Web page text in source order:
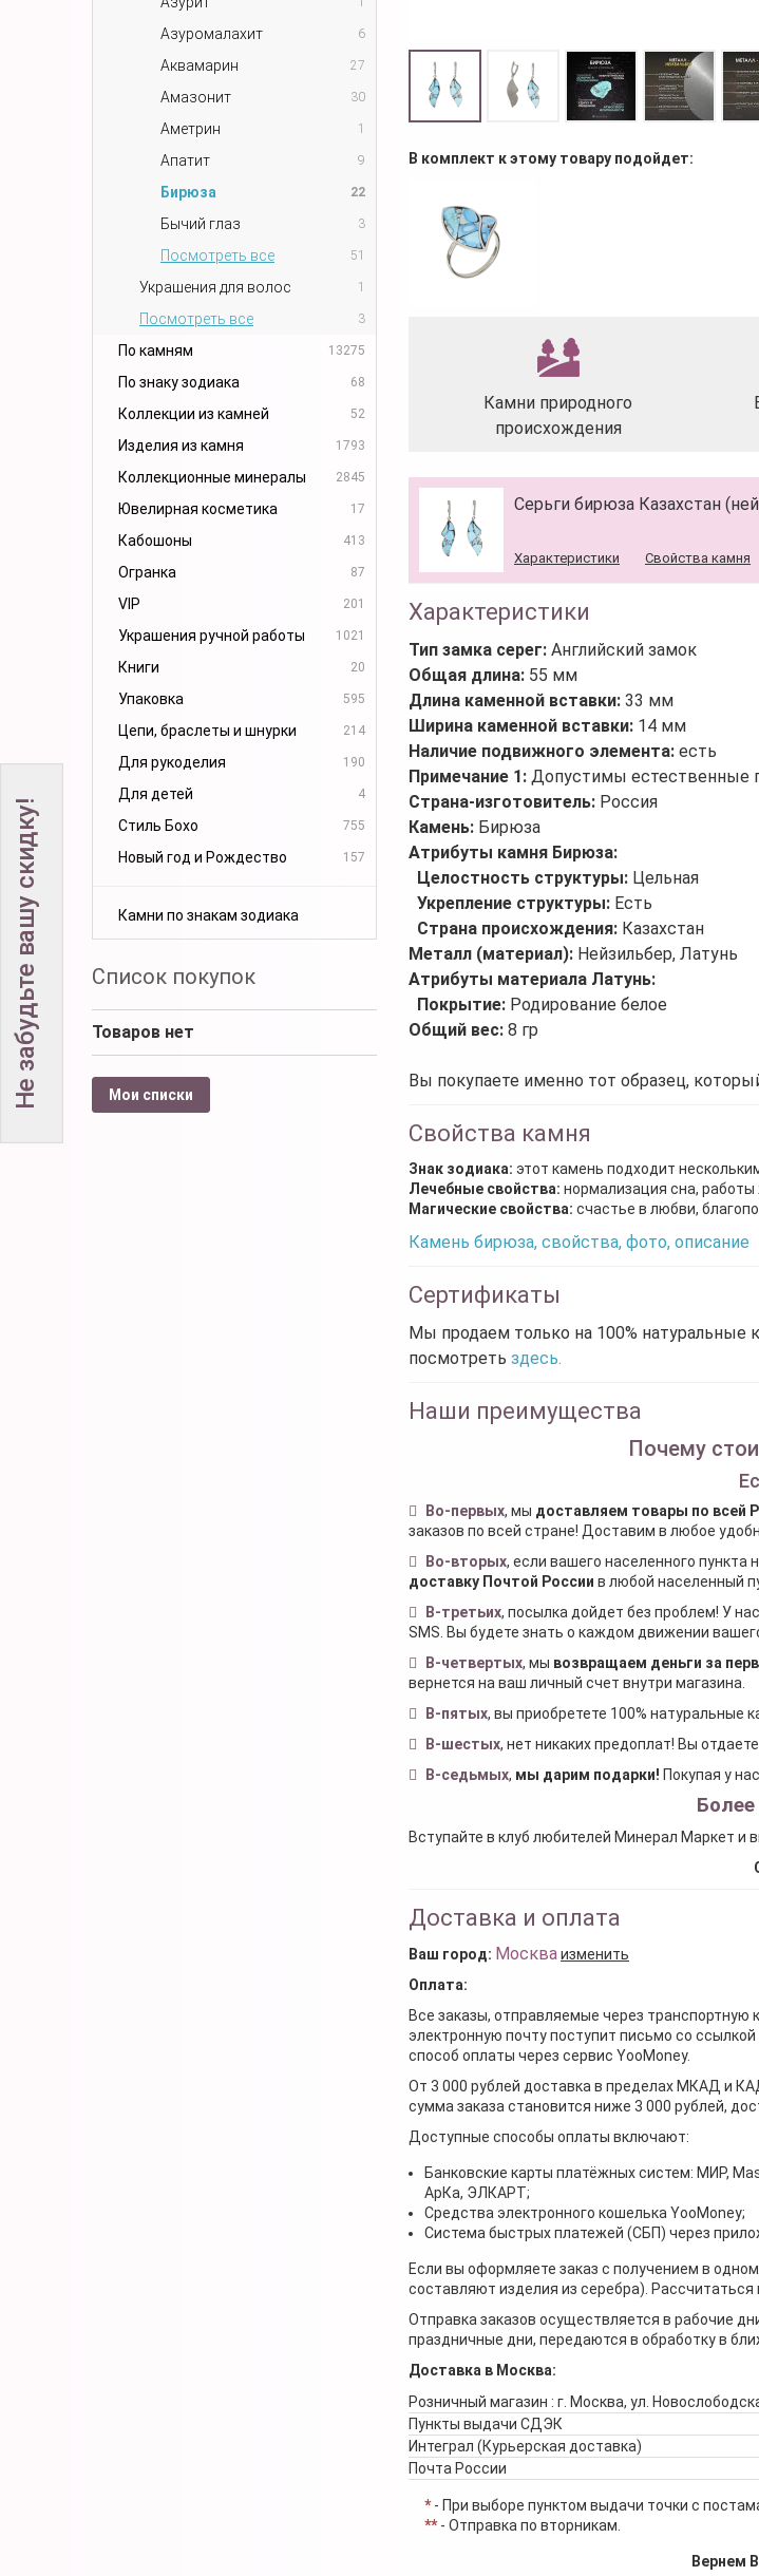
Азуромалахит 6
Аквамарин 27
Амазонит 30
Аметрин 1
Апатит 9
Бирюза 22
Бычий глаз 3
Посмотреть все 51
Украшения для волос 1
Посмотреть все 3
По камням 13275
По знаку зодиака 68
Коллекции из камней 52
Изделия из камня 1793
Коллекционные минералы 2845
Ювелирная косметика 17
Кабошоны 413
Огранка 87
VIP 201
Украшения ручной работы 1021
Книги 20
Упаковка 595
Цепи, браслеты и шнурки 214
Для рукоделия 190
Для детей 4
Стиль Бохо 755
Новый год и Рождество 157
Камни по знакам зодиака
Список покупок
Товаров нет
Мои списки
В комплект к этому товару подойдет:
Камни природного
происхождения
Серьги бирюза Казахстан
Характеристики Свойства камня
Характеристики
Тип замка серег: Английский замок
Общая длина: 55 мм
Длина каменной вставки: 33 мм
Ширина каменной вставки: 14 мм
Наличие подвижного элемента: есть
Примечание 1: Допустимы естественные
Страна-изготовитель: Россия
Камень: Бирюза
Атрибуты камня Бирюза:
Целостность структуры: Цельная
Укрепление структуры: Есть
Страна происхождения: Казахстан
Металл (материал): Нейзильбер, Латунь
Атрибуты материала Латунь:
Покрытие: Родирование белое
Общий вес: 8 гр
Вы покупаете именно тот образец,
Свойства камня
Знак зодиака: этот камень подходит
Лечебные свойства: нормализация сна,
Магические свойства: счастье в любви,
Камень бирюза, свойства, фото, описание
Сертификаты
Мы продаем только на 100%
посмотреть здесь.
Наши преимущества
Почему
Во-первых, мы доставляем товары по всей
заказов по всей стране! Доставим в любое
Во-вторых, если вашего населенного
доставку Почтой России в любой населенный
В-третьих, посылка дойдет без проблем! У
SMS. Вы будете знать о каждом движении
В-четвертых, мы возвращаем деньги за
вернется на ваш личный счет внутри магазина.
В-пятых, вы приобретете 100% натуральные
В-шестых, нет никаких предоплат! Вы
В-седьмых, мы дарим подарки! Покупая у
Вступайте в клуб любителей Минерал Маркет и
Доставка и оплата
Ваш город: Москваизменить
Оплата:
Все заказы, отправляемые через
электронную почту поступит письмо со
способ оплаты через сервис YooMoney.
От 3 000 рублей доставка в пределах МКАД и
сумма заказа становится ниже 3 000 рублей,
Доступные способы оплаты включают:
Банковские карты платёжных систем: МИР,
АрКа, ЭЛКАРТ;
Средства электронного кошелька YooMoney;
Система быстрых платежей (СБП) через
Если вы оформляете заказ с получением в
составляют изделия из серебра).
Отправка заказов осуществляется в рабочие
праздничные дни, передаются в обработку в
Доставка в Москва:
Розничный магазин : г. Москва, ул.
Пункты выдачи СДЭК
Интеграл (Курьерская доставка)
Почта России
*- При выборе пунктом выдачи точки с
**- Отправка по вторникам.
Вернем
Не забудьте вашу скидку!